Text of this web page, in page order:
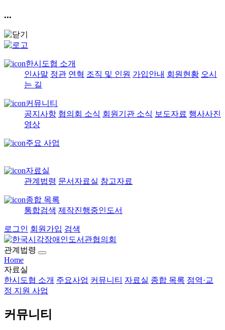
...
한시도협 소개
인사말 정관 연혁 조직 및 인원 가입안내 회원현황 오시
는 길
커뮤니티
공지사항 협의회 소식 회원기관 소식 보도자료 행사사진
영상
주요 사업
자료실
관계법령 문서자료실 참고자료
종합 목록
통합검색 제작진행중인도서
로그인 회원가입 검색
관계법령
Home
자료실
한시도협 소개 주요사업 커뮤니티 자료실 종합 목록 점역·교
정 지원 사업
커뮤니티